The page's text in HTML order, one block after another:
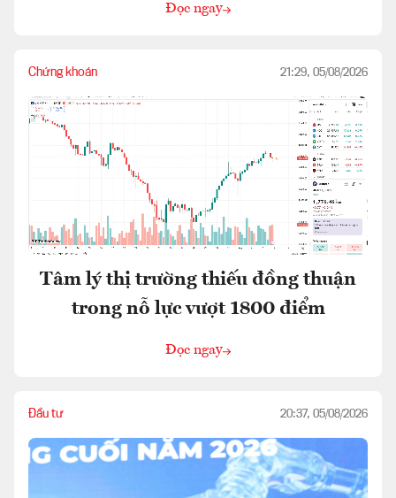
Đọc ngay
Chứng khoán 21:29, 05/08/2026
Tâm lý thị trường thiếu đồng thuận
trong nỗ lực vượt 1800 điểm
Đọc ngay
Đầu tư 20:37, 05/08/2026